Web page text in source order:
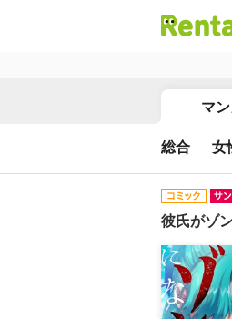
マ
総合 女
彼氏がゾ